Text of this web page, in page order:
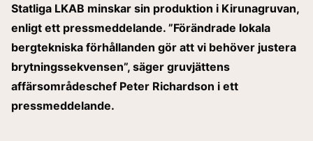
Statliga LKAB minskar sin produktion i Kirunagruvan,
enligt ett pressmeddelande. ”Förändrade lokala
bergtekniska förhållanden gör att vi behöver justera
brytningssekvensen”, säger gruvjättens
affärsområdeschef Peter Richardson i ett
pressmeddelande.